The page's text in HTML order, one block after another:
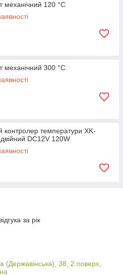
механічний 120 °C
механічний 300 °C
температури XK-
DC12V 120W
за рік
38, 2 поверх,